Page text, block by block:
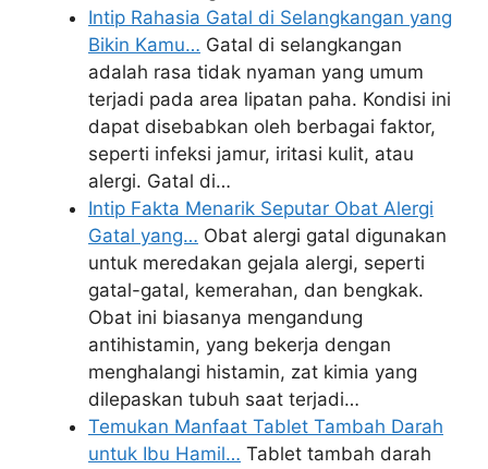
Intip Rahasia Gatal di Selangkangan yang
Bikin Kamu… Gatal di selangkangan
adalah rasa tidak nyaman yang umum
terjadi pada area lipatan paha. Kondisi ini
dapat disebabkan oleh berbagai faktor,
seperti infeksi jamur, iritasi kulit, atau
alergi. Gatal di…
Intip Fakta Menarik Seputar Obat Alergi
Gatal yang… Obat alergi gatal digunakan
untuk meredakan gejala alergi, seperti
gatal-gatal, kemerahan, dan bengkak.
Obat ini biasanya mengandung
antihistamin, yang bekerja dengan
menghalangi histamin, zat kimia yang
dilepaskan tubuh saat terjadi…
Temukan Manfaat Tablet Tambah Darah
untuk Ibu Hamil… Tablet tambah darah